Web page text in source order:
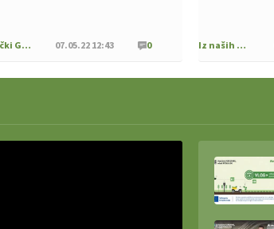
Kmečki Glas 07.05.22 12:43 0 Iz naših krajev